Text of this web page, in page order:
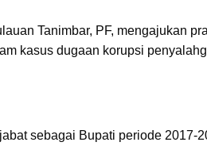
Tanimbar, PF, mengajukan
kasus dugaan korupsi
sebagai Bupati periode 2017-